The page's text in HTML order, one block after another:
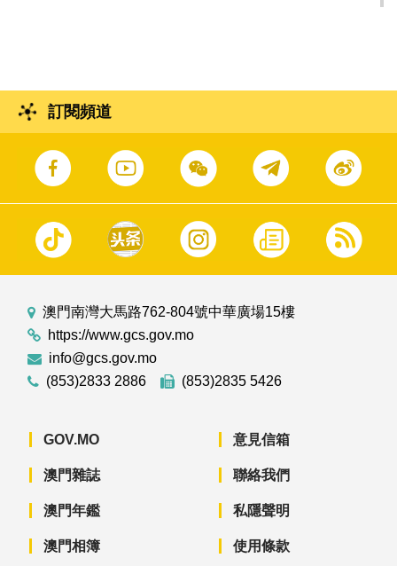
訂閱頻道
澳門南灣大馬路762-804號中華廣場15樓
https://www.gcs.gov.mo
info@gcs.gov.mo
(853)2833 2886
(853)2835 5426
GOV.MO
澳門雜誌
澳門年鑑
澳門相簿
意見信箱
聯絡我們
私隱聲明
使用條款